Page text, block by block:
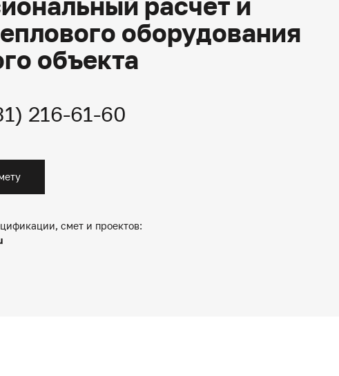
оборудования
объекта
216-61-60
смет и проектов: